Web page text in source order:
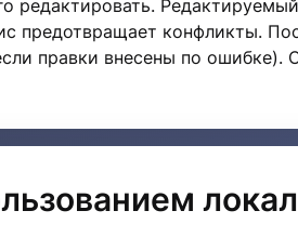
редактировать.
предотвращает конфликты.
правки внесены по ошибке).